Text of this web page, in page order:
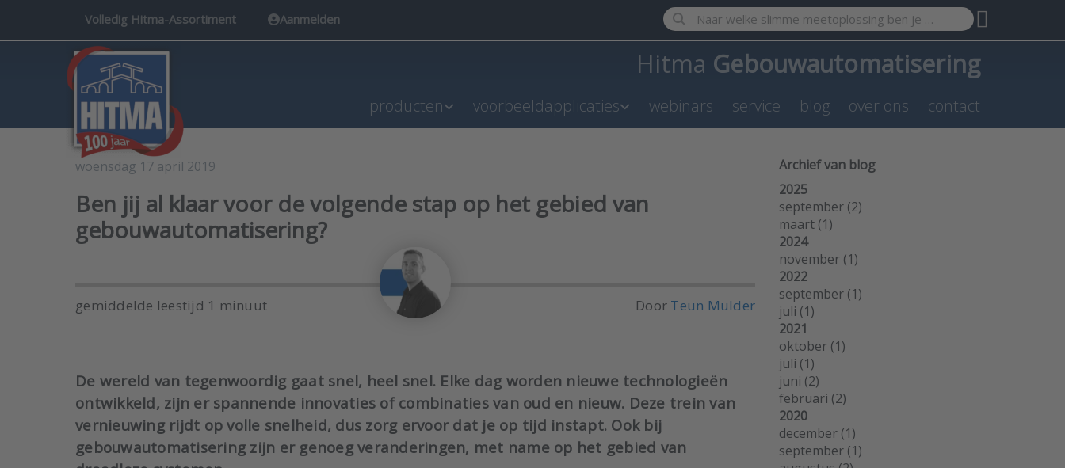
Volledig Hitma-Assortiment Aanmelden Enter a search term. Results will appear automatically as you type.
Hitma Gebouwautomatisering
producten voorbeeldapplicaties webinars service blog over ons contact
woensdag 17 april 2019
Gebouwautomatisering
Ben jij al klaar voor de volgende stap op het gebied van
gebouwautomatisering?
gemiddelde leestijd 1 minuut Door Teun Mulder
De wereld van tegenwoordig gaat snel, heel snel. Elke dag worden nieuwe technologieën
ontwikkeld, zijn er spannende innovaties of combinaties van oud en nieuw. Deze trein van
vernieuwing rijdt op volle snelheid, dus zorg ervoor dat je op tijd instapt. Ook bij
gebouwautomatisering zijn er genoeg veranderingen, met name op het gebied van
Archief van blog
2025
september (2)
maart (1)
2024
november (1)
2022
september (1)
juli (1)
2021
oktober (1)
juli (1)
juni (2)
februari (2)
2020
december (1)
september (1)